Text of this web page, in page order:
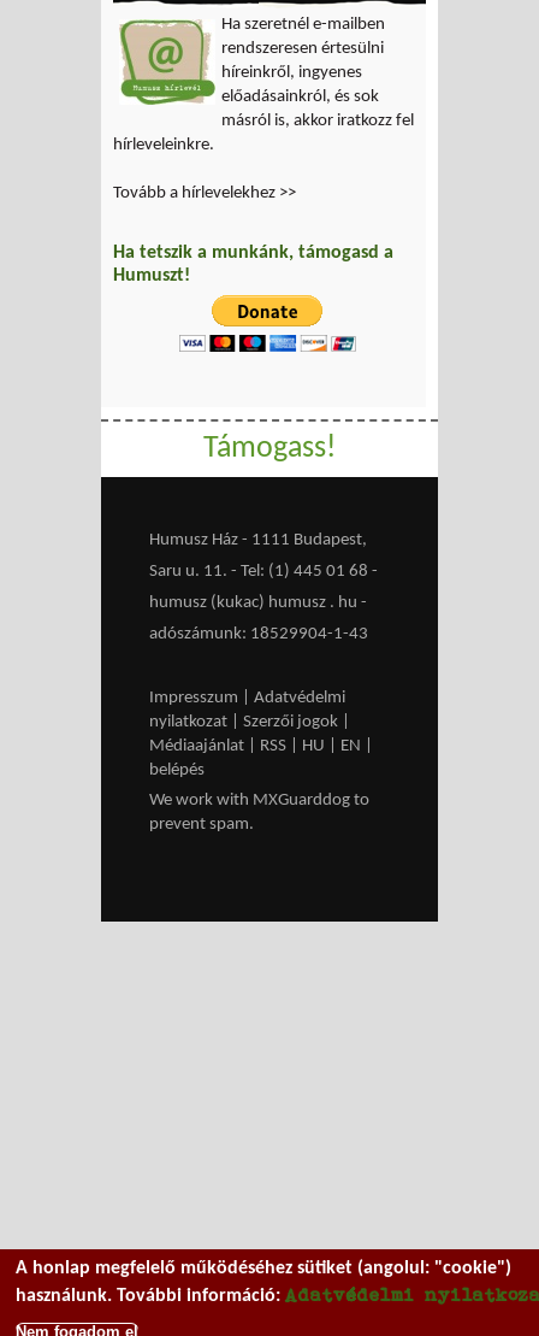
Ha szeretnél e-mailben
rendszeresen értesülni
híreinkről, ingyenes
előadásainkról, és sok
másról is, akkor iratkozz fel
hírleveleinkre.
Tovább a hírlevelekhez >>
Ha tetszik a munkánk, támogasd a
Humuszt!
Támogass!
Humusz Ház - 1111 Budapest,
Saru u. 11. - Tel: (1) 445 01 68 -
humusz (kukac) humusz . hu -
adószámunk: 18529904-1-43
Impresszum
Adatvédelmi
nyilatkozat
Szerzői jogok
Médiaajánlat
RSS HU EN
belépés
We work with MXGuarddog to
prevent spam.
A honlap megfelelő működéséhez sütiket (angolul: "cookie")
használunk. További információ: Adatvédelmi
Nem fogadom el